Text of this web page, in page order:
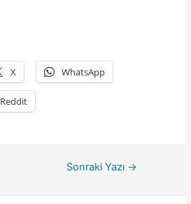
X WhatsApp
Reddit
Sonraki Yazı →